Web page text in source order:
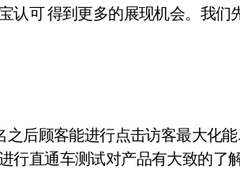
认可 得到更多的展现机会。我们
后顾客能进行点击访客最大化
直通车测试对产品有大致的了解